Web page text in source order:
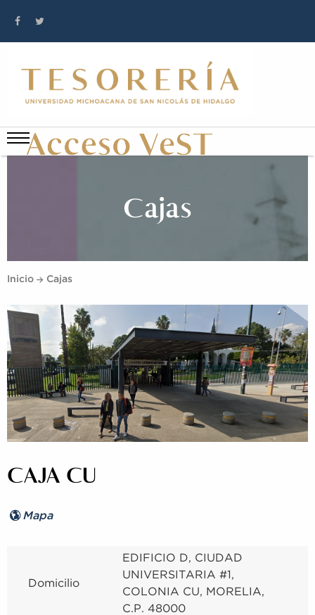
Cajas
Inicio Cajas
CAJA CU
Mapa
Domicilio
EDIFICIO D, CIUDAD
UNIVERSITARIA #1,
COLONIA CU, MORELIA,
C.P. 48000